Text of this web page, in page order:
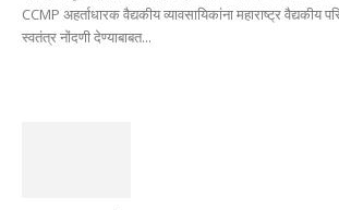
CCMP अहर्ताधारक वैद्यकीय व्यावसायिकांना महाराष्ट्र वैद्यकीय
स्वतंत्र नोंदणी देण्याबाबत...